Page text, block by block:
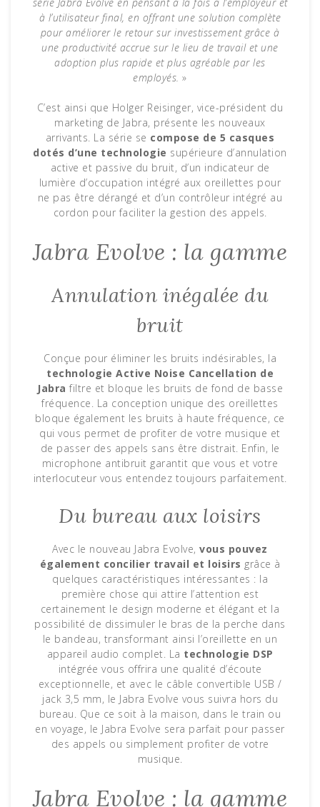
à l’utilisateur final, en offrant une solution complète
pour améliorer le retour sur investissement grâce à
une productivité accrue sur le lieu de travail et une
adoption plus rapide et plus agréable par les
employés. »
C’est ainsi que Holger Reisinger, vice-président du
marketing de Jabra, présente les nouveaux
arrivants. La série se compose de 5 casques
dotés d’une technologie supérieure d’annulation
active et passive du bruit, d’un indicateur de
lumière d’occupation intégré aux oreillettes pour
ne pas être dérangé et d’un contrôleur intégré au
cordon pour faciliter la gestion des appels.
Jabra Evolve : la gamme
Annulation inégalée du
bruit
Conçue pour éliminer les bruits indésirables, la
technologie Active Noise Cancellation de
Jabra filtre et bloque les bruits de fond de basse
fréquence. La conception unique des oreillettes
bloque également les bruits à haute fréquence, ce
qui vous permet de profiter de votre musique et
de passer des appels sans être distrait. Enfin, le
microphone antibruit garantit que vous et votre
interlocuteur vous entendez toujours parfaitement.
Du bureau aux loisirs
Avec le nouveau Jabra Evolve, vous pouvez
également concilier travail et loisirs grâce à
quelques caractéristiques intéressantes : la
première chose qui attire l’attention est
certainement le design moderne et élégant et la
possibilité de dissimuler le bras de la perche dans
le bandeau, transformant ainsi l’oreillette en un
appareil audio complet. La technologie DSP
intégrée vous offrira une qualité d’écoute
exceptionnelle, et avec le câble convertible USB /
jack 3,5 mm, le Jabra Evolve vous suivra hors du
bureau. Que ce soit à la maison, dans le train ou
en voyage, le Jabra Evolve sera parfait pour passer
des appels ou simplement profiter de votre
musique.
Jabra Evolve : la gamme